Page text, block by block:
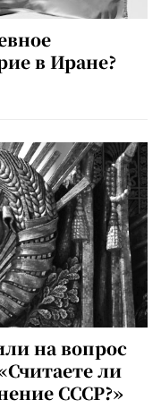
в Иране?
на вопрос
ли
СССР?»